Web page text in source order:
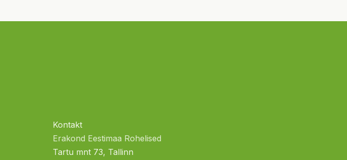
Kontakt
Erakond Eestimaa Rohelised
Tartu mnt 73, Tallinn